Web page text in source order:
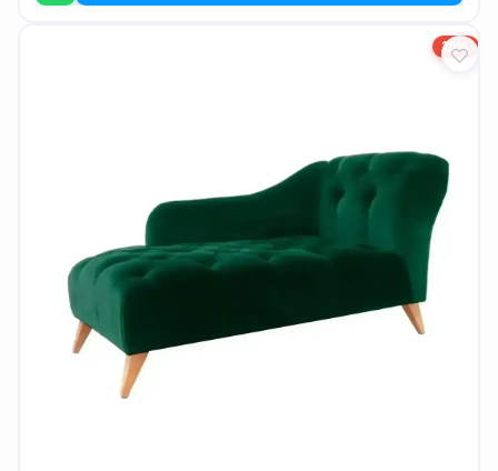
اشترك
الآن
10%